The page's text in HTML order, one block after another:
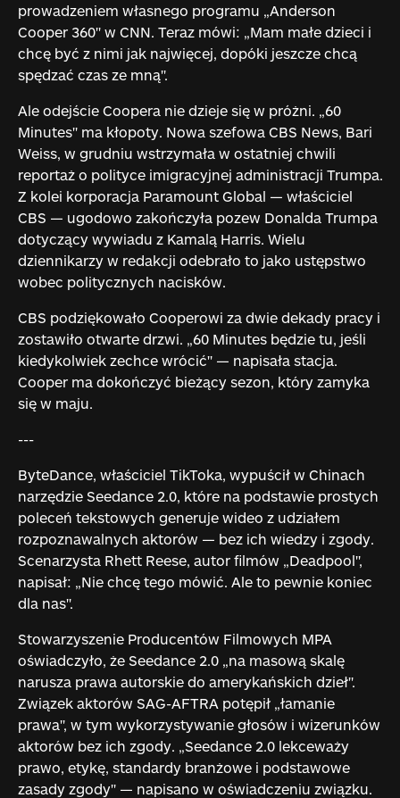
prowadzeniem własnego programu „Anderson
Cooper 360" w CNN. Teraz mówi: „Mam małe dzieci i
chcę być z nimi jak najwięcej, dopóki jeszcze chcą
spędzać czas ze mną".
Ale odejście Coopera nie dzieje się w próżni. „60
Minutes" ma kłopoty. Nowa szefowa CBS News, Bari
Weiss, w grudniu wstrzymała w ostatniej chwili
reportaż o polityce imigracyjnej administracji Trumpa.
Z kolei korporacja Paramount Global — właściciel
CBS — ugodowo zakończyła pozew Donalda Trumpa
dotyczący wywiadu z Kamalą Harris. Wielu
dziennikarzy w redakcji odebrało to jako ustępstwo
wobec politycznych nacisków.
CBS podziękowało Cooperowi za dwie dekady pracy i
zostawiło otwarte drzwi. „60 Minutes będzie tu, jeśli
kiedykolwiek zechce wrócić" — napisała stacja.
Cooper ma dokończyć bieżący sezon, który zamyka
się w maju.
---
ByteDance, właściciel TikToka, wypuścił w Chinach
narzędzie Seedance 2.0, które na podstawie prostych
poleceń tekstowych generuje wideo z udziałem
rozpoznawalnych aktorów — bez ich wiedzy i zgody.
Scenarzysta Rhett Reese, autor filmów „Deadpool",
napisał: „Nie chcę tego mówić. Ale to pewnie koniec
dla nas".
Stowarzyszenie Producentów Filmowych MPA
oświadczyło, że Seedance 2.0 „na masową skalę
narusza prawa autorskie do amerykańskich dzieł".
Związek aktorów SAG-AFTRA potępił „łamanie
prawa", w tym wykorzystywanie głosów i wizerunków
aktorów bez ich zgody. „Seedance 2.0 lekceważy
prawo, etykę, standardy branżowe i podstawowe
zasady zgody" — napisano w oświadczeniu związku.